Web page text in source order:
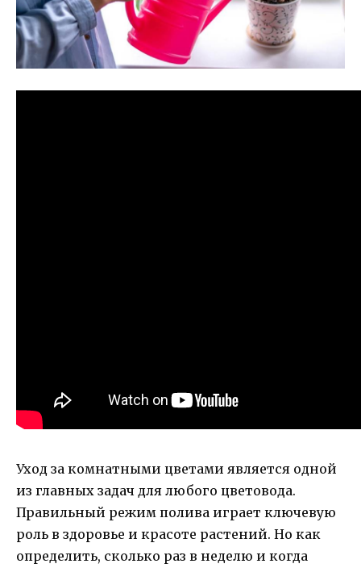
Уход за комнатными цветами является одной
из главных задач для любого цветовода.
Правильный режим полива играет ключевую
роль в здоровье и красоте растений. Но как
определить, сколько раз в неделю и когда